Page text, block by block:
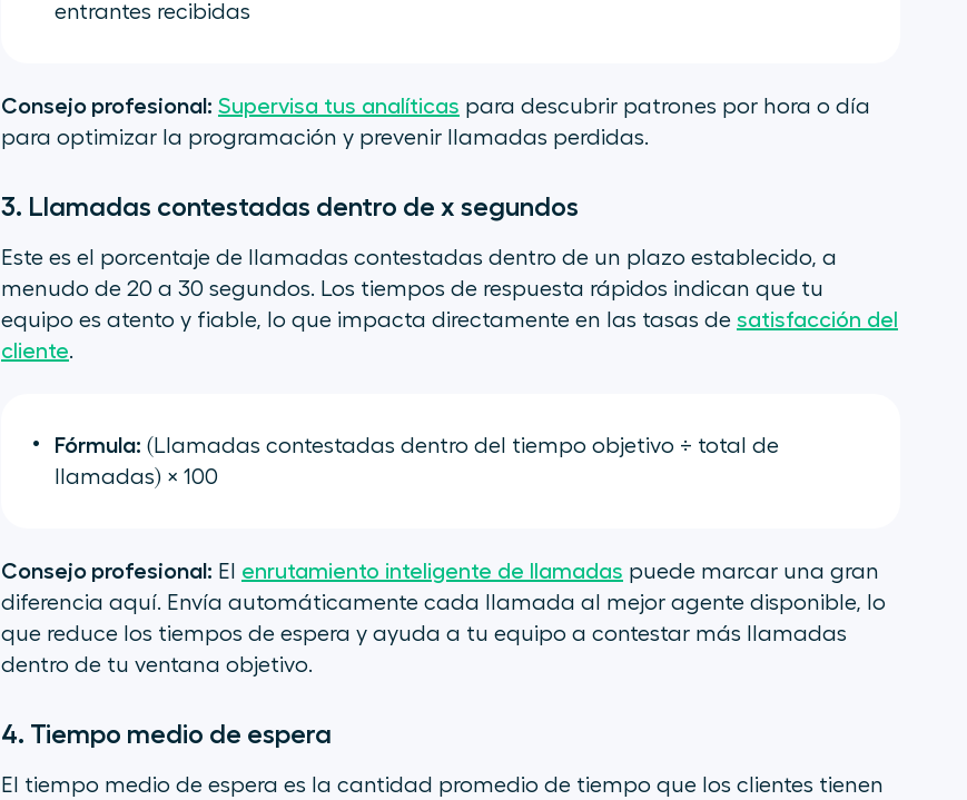
entrantes recibidas
Consejo profesional: Supervisa tus analíticas para descubrir patrones por hora o día
para optimizar la programación y prevenir llamadas perdidas.
3. Llamadas contestadas dentro de x segundos
Este es el porcentaje de llamadas contestadas dentro de un plazo establecido, a
menudo de 20 a 30 segundos. Los tiempos de respuesta rápidos indican que tu
equipo es atento y fiable, lo que impacta directamente en las tasas de satisfacción del
cliente.
Fórmula: (Llamadas contestadas dentro del tiempo objetivo ÷ total de
llamadas) × 100
Consejo profesional: El enrutamiento inteligente de llamadas puede marcar una gran
diferencia aquí. Envía automáticamente cada llamada al mejor agente disponible, lo
que reduce los tiempos de espera y ayuda a tu equipo a contestar más llamadas
dentro de tu ventana objetivo.
4. Tiempo medio de espera
El tiempo medio de espera es la cantidad promedio de tiempo que los clientes tienen